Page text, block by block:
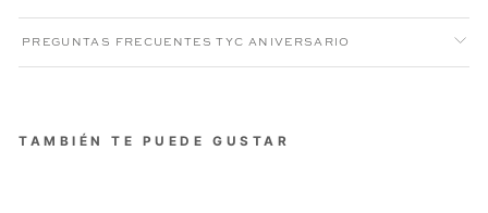
PREGUNTAS FRECUENTES TYC ANIVERSARIO
TAMBIÉN TE PUEDE GUSTAR